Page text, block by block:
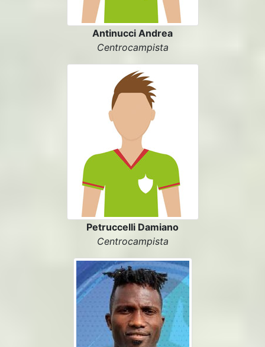
Antinucci Andrea
Centrocampista
Petruccelli Damiano
Centrocampista